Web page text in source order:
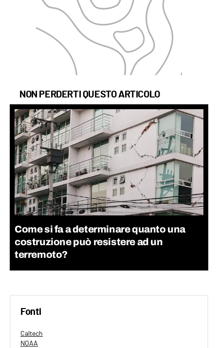
NON PERDERTI QUESTO ARTICOLO
Come si fa a determinare quanto una
costruzione può resistere ad un
terremoto?
Fonti
Caltech
NOAA